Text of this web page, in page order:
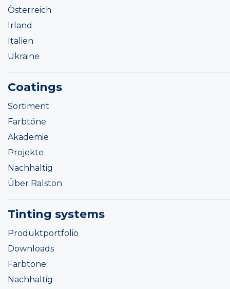
Österreich
Irland
Italien
Ukraine
Coatings
Sortiment
Farbtöne
Akademie
Projekte
Nachhaltig
Über Ralston
Tinting systems
Produktportfolio
Downloads
Farbtöne
Nachhaltig